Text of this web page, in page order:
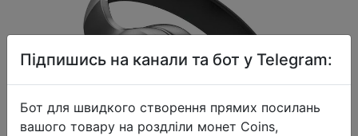
Підпишись на канали та бот у Telegram:
Бот для швидкого створення прямих посилань
вашого товару на роздліли монет Coins,